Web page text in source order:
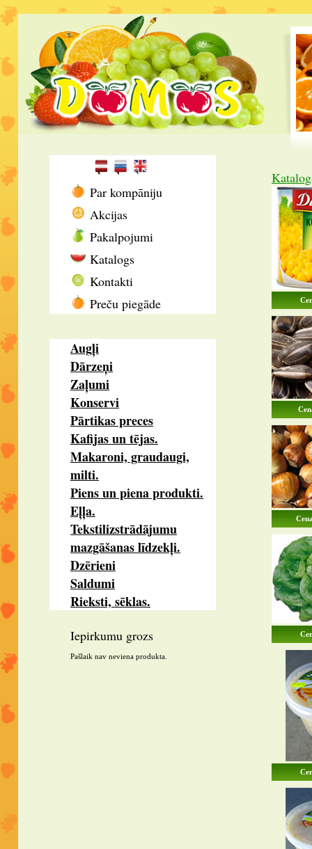
Par kompāniju
Akcijas
Pakalpojumi
Katalogs
Kontakti
Preču piegāde
Augļi
Dārzeņi
Zaļumi
Konservi
Pārtikas preces
Kafijas un tējas.
Makaroni, graudaugi,
milti.
Piens un piena produkti.
Eļļa.
Tekstilizstrādājumu
mazgāšanas līdzekļi.
Dzērieni
Saldumi
Rieksti, sēklas.
Iepirkumu grozs
Pašlaik nav neviena produkta.